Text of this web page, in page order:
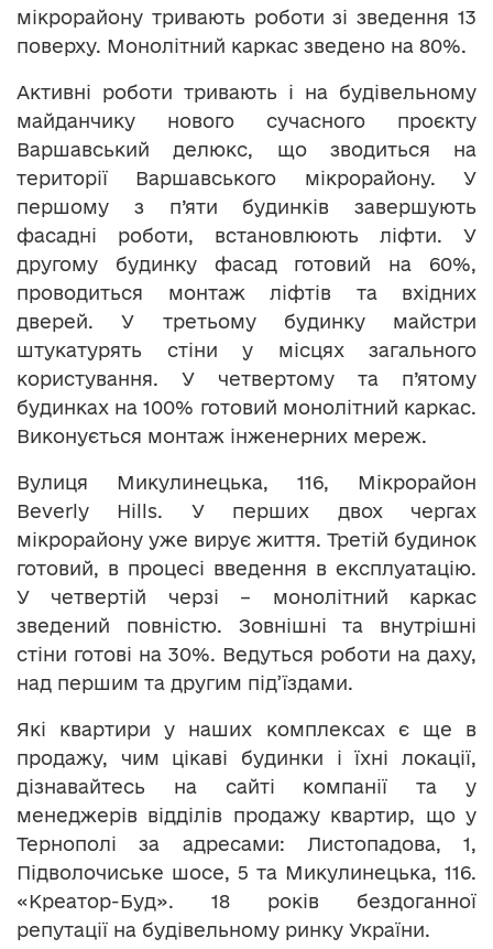
мікрорайону тривають роботи зі зведення 13
поверху. Монолітний каркас зведено на 80%.
Активні роботи тривають і на будівельному
майданчику нового сучасного проєкту
Варшавський делюкс, що зводиться на
території Варшавського мікрорайону. У
першому з п’яти будинків завершують
фасадні роботи, встановлюють ліфти. У
другому будинку фасад готовий на 60%,
проводиться монтаж ліфтів та вхідних
дверей. У третьому будинку майстри
штукатурять стіни у місцях загального
користування. У четвертому та п’ятому
будинках на 100% готовий монолітний каркас.
Виконується монтаж інженерних мереж.
Вулиця Микулинецька, 116, Мікрорайон
Beverly Hills. У перших двох чергах
мікрорайону уже вирує життя. Третій будинок
готовий, в процесі введення в експлуатацію.
У четвертій черзі – монолітний каркас
зведений повністю. Зовнішні та внутрішні
стіни готові на 30%. Ведуться роботи на даху,
над першим та другим під’їздами.
Які квартири у наших комплексах є ще в
продажу, чим цікаві будинки і їхні локації,
дізнавайтесь на сайті компанії та у
менеджерів відділів продажу квартир, що у
Тернополі за адресами: Листопадова, 1,
Підволочиське шосе, 5 та Микулинецька, 116.
«Креатор-Буд». 18 років бездоганної
репутації на будівельному ринку України.